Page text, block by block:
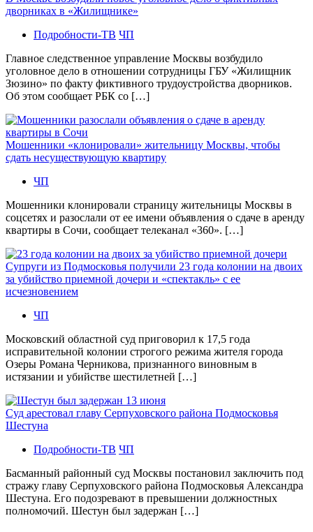
дворниках в «Жилищнике»
Подробности-ТВ ЧП
Главное следственное управление Москвы возбудило
уголовное дело в отношении сотрудницы ГБУ «Жилищник
Зюзино» по факту фиктивного трудоустройства дворников.
Об этом сообщает РБК со […]
Мошенники «клонировали» жительницу Москвы, чтобы
сдать несуществующую квартиру
ЧП
Мошенники клонировали страницу жительницы Москвы в
соцсетях и разослали от ее имени объявления о сдаче в аренду
квартиры в Сочи, сообщает телеканал «360». […]
Супруги из Подмосковья получили 23 года колонии на двоих
за убийство приемной дочери и «спектакль» с ее
исчезновением
ЧП
Московский областной суд приговорил к 17,5 года
исправительной колонии строгого режима жителя города
Озеры Романа Черникова, признанного виновным в
истязании и убийстве шестилетней […]
Суд арестовал главу Серпуховского района Подмосковья
Шестуна
Подробности-ТВ ЧП
Басманный районный суд Москвы постановил заключить под
стражу главу Серпуховского района Подмосковья Александра
Шестуна. Его подозревают в превышении должностных
полномочий. Шестун был задержан […]